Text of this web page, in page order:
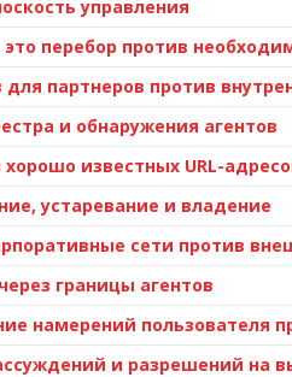
управления
перебор против
для партнеров против
и обнаружения агентов
известных URL-
устаревание и владение
сети против
границы агентов
намерений пользователя
и разрешений на